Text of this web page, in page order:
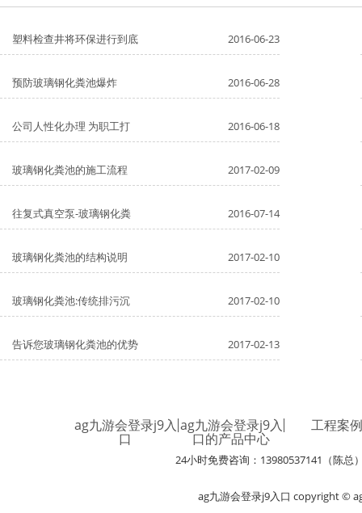
塑料检查井将环保进行到底 2016-06-23
预防玻璃钢化粪池爆炸 2016-06-28
公司人性化办理 为职工打 2016-06-18
玻璃钢化粪池的施工流程 2017-02-09
往复式真空泵-玻璃钢化粪 2016-07-14
玻璃钢化粪池的结构说明 2017-02-10
玻璃钢化粪池:传统排污沉 2017-02-10
告诉您玻璃钢化粪池的优势 2017-02-13
ag九游会登录j9入
口
ag九游会登录j9入
口的产品中心
工程案例
24小时免费咨询：13980537141（陈总
ag九游会登录j9入口 copyright ©